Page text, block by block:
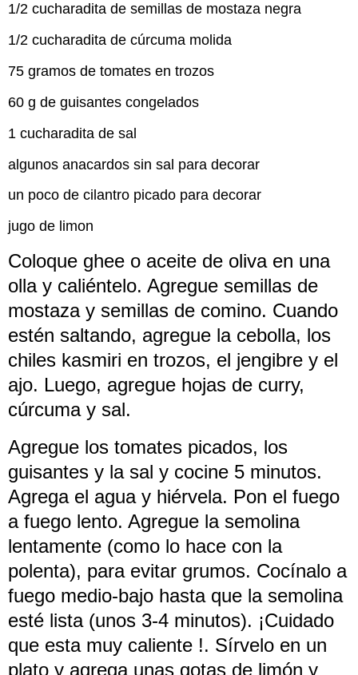
1/2 cucharadita de semillas de mostaza negra
1/2 cucharadita de cúrcuma molida
75 gramos de tomates en trozos
60 g de guisantes congelados
1 cucharadita de sal
algunos anacardos sin sal para decorar
un poco de cilantro picado para decorar
jugo de limon
Coloque ghee o aceite de oliva en una
olla y caliéntelo. Agregue semillas de
mostaza y semillas de comino. Cuando
estén saltando, agregue la cebolla, los
chiles kasmiri en trozos, el jengibre y el
ajo. Luego, agregue hojas de curry,
cúrcuma y sal.
Agregue los tomates picados, los
guisantes y la sal y cocine 5 minutos.
Agrega el agua y hiérvela. Pon el fuego
a fuego lento. Agregue la semolina
lentamente (como lo hace con la
polenta), para evitar grumos. Cocínalo a
fuego medio-bajo hasta que la semolina
esté lista (unos 3-4 minutos). ¡Cuidado
que esta muy caliente !. Sírvelo en un
plato y agrega unas gotas de limón y